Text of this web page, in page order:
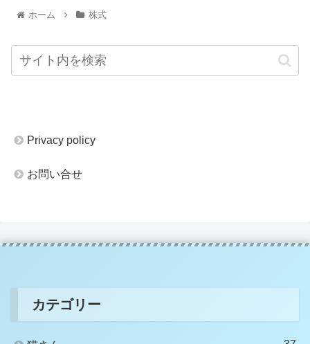
ホーム 株式
Privacy policy
お問い合せ
カテゴリー